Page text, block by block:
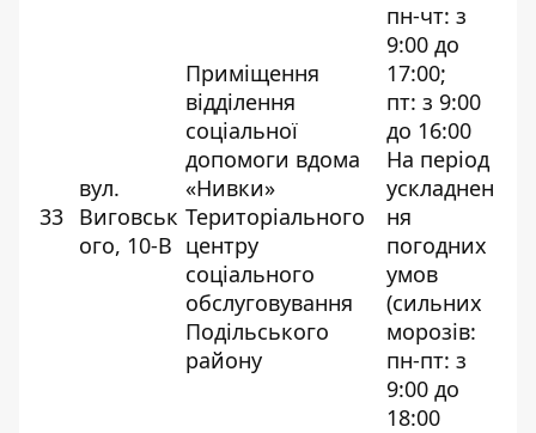
33
вул.
Виговськ
ого, 10-В
Приміщення
відділення
соціальної
допомоги вдома
«Нивки»
Територіального
центру
соціального
обслуговування
Подільського
району
пн-чт: з
9:00 до
17:00;
пт: з 9:00
до 16:00
На період
ускладнен
ня
погодних
умов
(сильних
морозів:
пн-пт: з
9:00 до
18:00